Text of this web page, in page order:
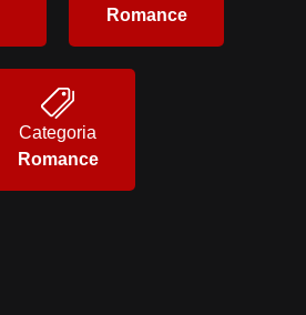
Romance
Categoria
Romance